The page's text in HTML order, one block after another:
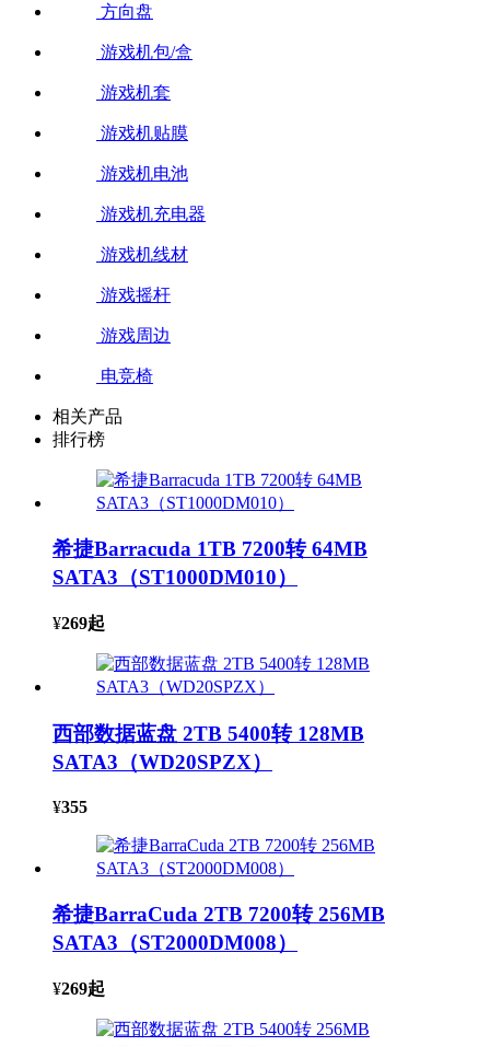
方向盘
游戏机包/盒
游戏机套
游戏机贴膜
游戏机电池
游戏机充电器
游戏机线材
游戏摇杆
游戏周边
电竞椅
相关产品
排行榜
希捷Barracuda 1TB 7200转 64MB
SATA3（ST1000DM010）
¥269起
西部数据蓝盘 2TB 5400转 128MB
SATA3（WD20SPZX）
¥355
希捷BarraCuda 2TB 7200转 256MB
SATA3（ST2000DM008）
¥269起